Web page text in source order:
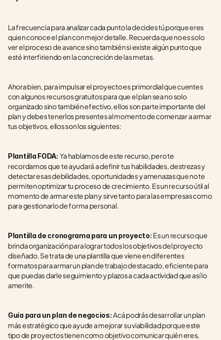
La frecuencia para analizar cada punto la decides tú porque eres
quien conoce el plan con mejor detalle. Recuerda que no es solo
ver el proceso de avance sino también si existe algún punto que
esté interfiriendo en la concreción de las metas.
Ahora bien, para impulsar el proyecto es primordial que cuentes
con algunos recursos gratuitos para que el plan sea no solo
organizado sino también efectivo, ellos son parte importante del
plan y debes tenerlos presentes al momento de comenzar a armar
tus objetivos, ellos son los siguientes:
Plantilla FODA: Ya hablamos de este recurso, pero te
recordamos que te ayudará a definir tus habilidades, destrezas y
detectar esas debilidades, oportunidades y amenazas que no te
permiten optimizar tu proceso de crecimiento. Es un recurso útil al
momento de armar este plan y sirve tanto para las empresas como
para gestionarlo de forma personal.
Plantilla de cronograma para un proyecto: Es un recurso que
brinda organización para lograr todos los objetivos del proyecto
diseñado. Se trata de una plantilla que viene en diferentes
formatos para armar un plan de trabajo destacado, eficiente para
que puedas darle seguimiento y plazos a cada actividad que así lo
amerite.
Guía para un plan de negocios: Acá podrás desarrollar un plan
más estratégico que ayude a mejorar su viabilidad porque este
tipo de proyectos tienen como objetivo comunicar quién eres,